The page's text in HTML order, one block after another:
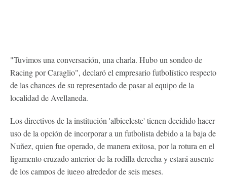
"Tuvimos una conversación, una charla. Hubo un sondeo de
Racing por Caraglio", declaró el empresario futbolístico respecto
de las chances de su representado de pasar al equipo de la
localidad de Avellaneda.
Los directivos de la institución 'albiceleste' tienen decidido hacer
uso de la opción de incorporar a un futbolista debido a la baja de
Nuñez, quien fue operado, de manera exitosa, por la rotura en el
ligamento cruzado anterior de la rodilla derecha y estará ausente
de los campos de juego alrededor de seis meses.